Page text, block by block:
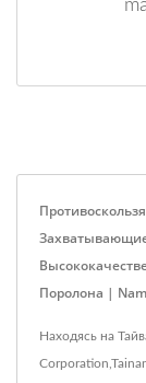
Поролона |
Находясь на